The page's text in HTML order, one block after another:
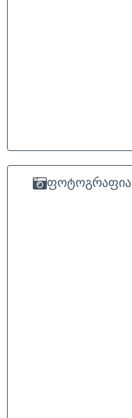
ფოტოგრაფია